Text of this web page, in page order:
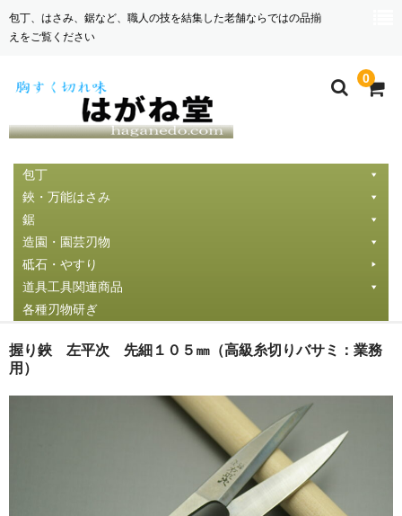
包丁、はさみ、鋸など、職人の技を結集した老舗ならではの品揃
えをご覧ください
0
包丁
鋏・万能はさみ
鋸
造園・園芸刃物
砥石・やすり
道具工具関連商品
各種刃物研ぎ
握り鋏 左平次 先細１０５㎜（高級糸切りバサミ：業務
用）